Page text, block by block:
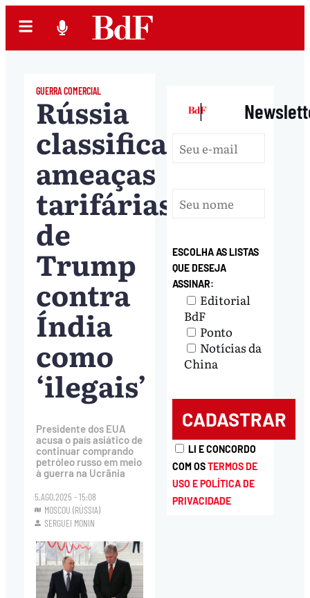
GUERRA COMERCIAL
Rússia
classifica
ameaças
tarifárias
de
Trump
contra
Índia
como
‘ilegais’
Presidente dos EUA
acusa o país asiático de
continuar comprando
petróleo russo em meio
à guerra na Ucrãnia
5.AGO.2025 - 15:08
MOSCOU (RÚSSIA)
SERGUEI MONIN
|
ESCOLHA AS LISTAS
QUE DESEJA
ASSINAR:
Editorial
BdF
Ponto
Notícias da
China
LI E CONCORDO
COM OSTERMOS DE
USO E POLÍTICA DE
PRIVACIDADE